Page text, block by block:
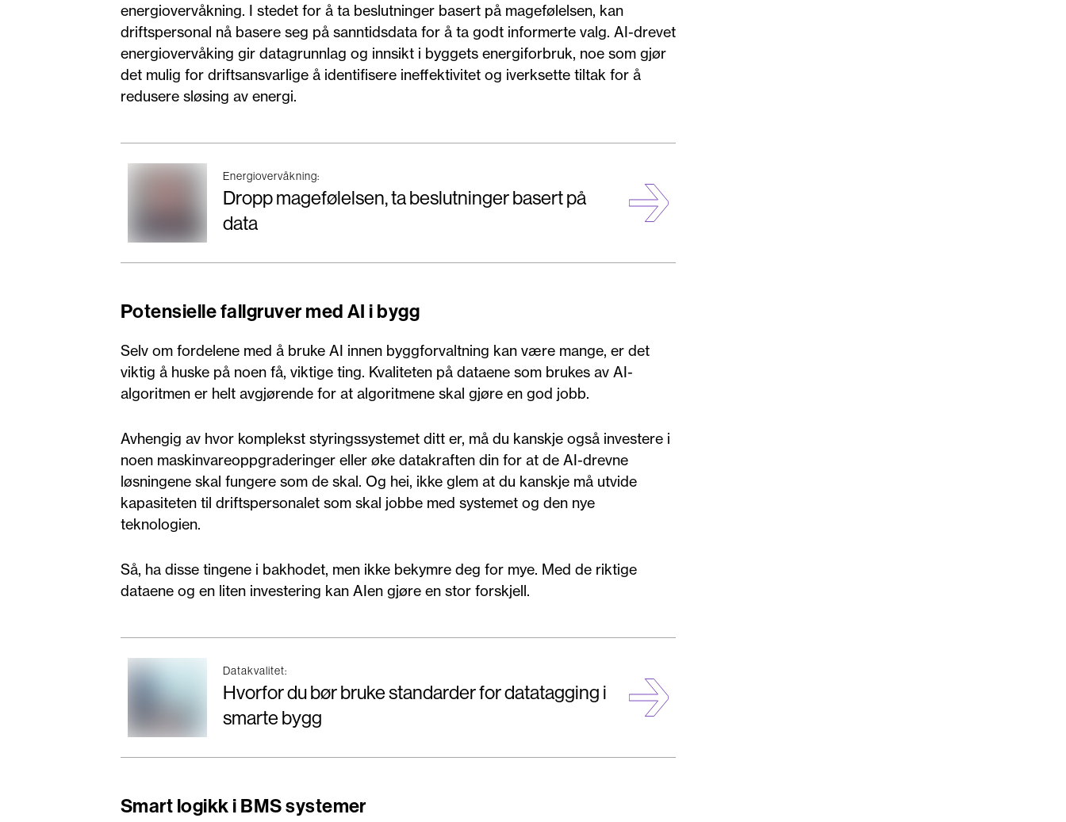
energiovervåkning. I stedet for å ta beslutninger basert på magefølelsen, kan
driftspersonal nå basere seg på sanntidsdata for å ta godt informerte valg. AI-drevet
energiovervåking gir datagrunnlag og innsikt i byggets energiforbruk, noe som gjør
det mulig for driftsansvarlige å identifisere ineffektivitet og iverksette tiltak for å
redusere sløsing av energi.
Energiovervåkning:
Dropp magefølelsen, ta beslutninger basert på
data
Potensielle fallgruver med AI i bygg
Selv om fordelene med å bruke AI innen byggforvaltning kan være mange, er det
viktig å huske på noen få, viktige ting. Kvaliteten på dataene som brukes av AI-
algoritmen er helt avgjørende for at algoritmene skal gjøre en god jobb.
Avhengig av hvor komplekst styringssystemet ditt er, må du kanskje også investere i
noen maskinvareoppgraderinger eller øke datakraften din for at de AI-drevne
løsningene skal fungere som de skal. Og hei, ikke glem at du kanskje må utvide
kapasiteten til driftspersonalet som skal jobbe med systemet og den nye
teknologien.
Så, ha disse tingene i bakhodet, men ikke bekymre deg for mye. Med de riktige
dataene og en liten investering kan AIen gjøre en stor forskjell.
Datakvalitet:
Hvorfor du bør bruke standarder for datatagging i
smarte bygg
Smart logikk i BMS systemer